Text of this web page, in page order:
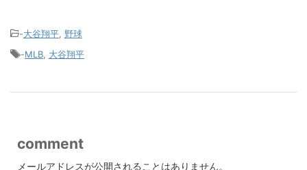
-大谷翔平, 野球
-MLB, 大谷翔平
comment
メールアドレスが公開されることはありません。